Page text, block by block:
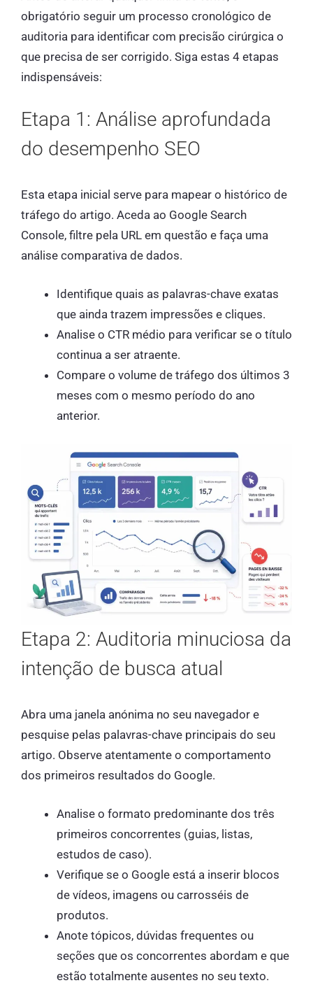
obrigatório seguir um processo cronológico de
auditoria para identificar com precisão cirúrgica o
que precisa de ser corrigido. Siga estas 4 etapas
indispensáveis:
Etapa 1: Análise aprofundada
do desempenho SEO
Esta etapa inicial serve para mapear o histórico de
tráfego do artigo. Aceda ao Google Search
Console, filtre pela URL em questão e faça uma
análise comparativa de dados.
Identifique quais as palavras-chave exatas
que ainda trazem impressões e cliques.
Analise o CTR médio para verificar se o título
continua a ser atraente.
Compare o volume de tráfego dos últimos 3
meses com o mesmo período do ano
anterior.
Etapa 2: Auditoria minuciosa da
intenção de busca atual
Abra uma janela anónima no seu navegador e
pesquise pelas palavras-chave principais do seu
artigo. Observe atentamente o comportamento
dos primeiros resultados do Google.
Analise o formato predominante dos três
primeiros concorrentes (guias, listas,
estudos de caso).
Verifique se o Google está a inserir blocos
de vídeos, imagens ou carrosséis de
produtos.
Anote tópicos, dúvidas frequentes ou
seções que os concorrentes abordam e que
estão totalmente ausentes no seu texto.